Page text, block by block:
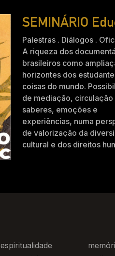
SEMINÁRIO
Palestras . Diálogos .
A riqueza dos
brasileiros como
horizontes dos
coisas do mundo.
de mediação, circulação
saberes, emoções e
experiências, numa
de valorização da
cultural e dos direitos
espiritualidade